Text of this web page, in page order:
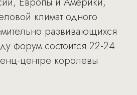
климат одного
развивающихся
форум состоится 22-24
центре королевы